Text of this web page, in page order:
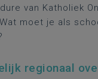
van Katholiek
moet je als
regionaal